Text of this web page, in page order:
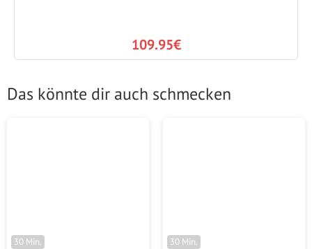
109.95€
Das könnte dir auch schmecken
30 Min. 30 Min.